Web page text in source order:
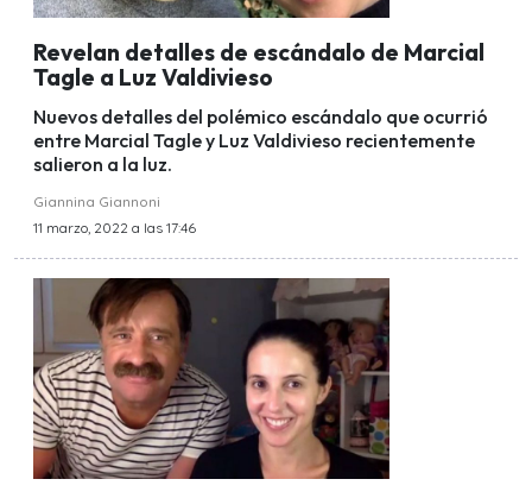
Revelan detalles de escándalo de Marcial
Tagle a Luz Valdivieso
Nuevos detalles del polémico escándalo que ocurrió
entre Marcial Tagle y Luz Valdivieso recientemente
salieron a la luz.
Giannina Giannoni
11 marzo, 2022 a las 17:46